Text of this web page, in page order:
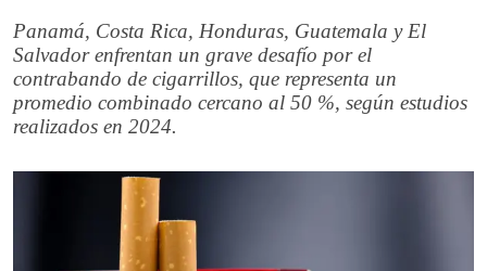
Panamá, Costa Rica, Honduras, Guatemala y El
Salvador enfrentan un grave desafío por el
contrabando de cigarrillos, que representa un
promedio combinado cercano al 50 %, según estudios
realizados en 2024.